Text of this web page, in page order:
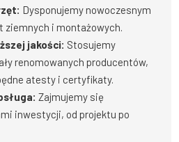
Dysponujemy nowoczesnym
ziemnych i montażowych.
jakości: Stosujemy
renomowanych producentów,
atesty i certyfikaty.
Zajmujemy się
inwestycji, od projektu po